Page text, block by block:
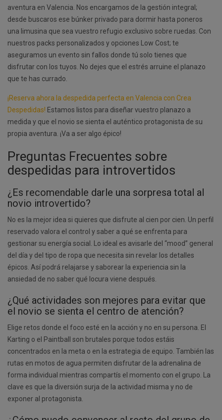
aventura en Valencia. Nos encargamos de la gestión integral;
desde buscaros ese búnker privado para dormir hasta poneros
una limusina que sea vuestro refugio exclusivo sobre ruedas. Con
nuestros packs personalizados y opciones Low Cost; te
aseguramos un evento sin fallos donde tú solo tienes que
disfrutar con los tuyos. No dejes que el estrés arruine el planazo
que te has currado.
¡Reserva ahora la despedida perfecta en Valencia con Crea
Despedidas! Estamos listos para diseñar vuestro planazo a
medida y que el novio se sienta el auténtico protagonista de su
propia aventura. ¡Va a ser algo épico!
Preguntas Frecuentes sobre
despedidas para introvertidos
¿Es recomendable darle una sorpresa total al
novio introvertido?
No es la mejor idea si quieres que disfrute al cien por cien. Un perfil
reservado valora el control y saber a qué se enfrenta para
gestionar su energía social. Lo ideal es avisarle del “mood” general
del día y del tipo de ropa que necesita sin revelar los detalles
épicos. Así podrá relajarse y saborear la experiencia sin la
ansiedad de no saber qué locura viene después.
¿Qué actividades son mejores para evitar que
el novio se sienta el centro de atención?
Elige retos donde el foco esté en la acción y no en su persona. El
Karting o el Paintball son brutales porque todos estáis
concentrados en la meta o en la estrategia de equipo. También las
rutas en motos de agua permiten disfrutar de la adrenalina de
forma individual mientras compartís el momento con el grupo. La
clave es que la diversión surja de la actividad misma y no de
exponer al protagonista.